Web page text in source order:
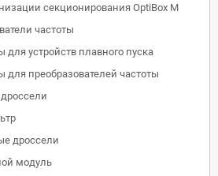
секционирования OptiBox M
частоты
для устройств плавного пуска
для преобразователей частоты
дроссели
модуль